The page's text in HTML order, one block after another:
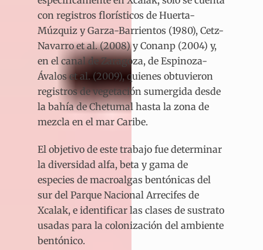
con registros florísticos de Huerta-
Múzquiz y Garza-Barrientos (1980), Cetz-
Navarro et al. (2008) y Conanp (2004) y,
en el canal de Zaragoza, de Espinoza-
Ávalos et al. (2009), quienes obtuvieron
registros de vegetación sumergida desde
la bahía de Chetumal hasta la zona de
mezcla en el mar Caribe.
El objetivo de este trabajo fue determinar
la diversidad alfa, beta y gama de
especies de macroalgas bentónicas del
sur del Parque Nacional Arrecifes de
Xcalak, e identificar las clases de sustrato
usadas para la colonización del ambiente
bentónico.